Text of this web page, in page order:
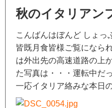
秋のイタリアン
こんばんはぼんど しょっ
皆既月食皆様ご覧になら
は外出先の高速道路の上
た写真は・・・運転中だ
一応イタリア絡みな本日